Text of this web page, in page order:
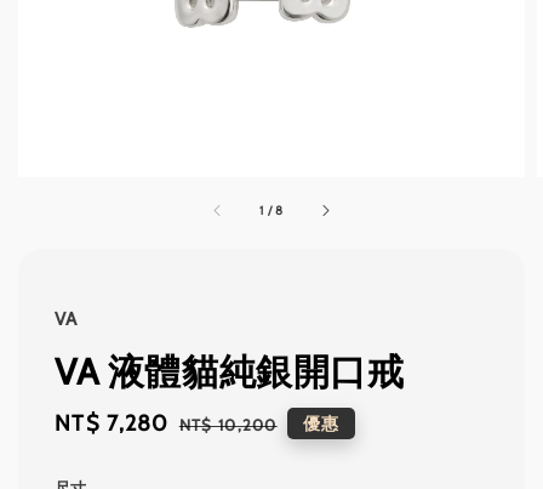
1 /8
VA
VA 液體貓純銀開口戒
Sale
NT$ 7,280 Regular
NT$ 10,200 優惠